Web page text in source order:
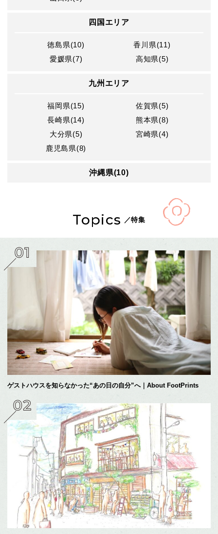
四国エリア
徳島県(10)
香川県(11)
愛媛県(7)
高知県(5)
九州エリア
福岡県(15)
佐賀県(5)
長崎県(14)
熊本県(8)
大分県(5)
宮崎県(4)
鹿児島県(8)
沖縄県(10)
Topics ／特集
ゲストハウスを知らなかった“あの日の自分”へ｜About FootPrints